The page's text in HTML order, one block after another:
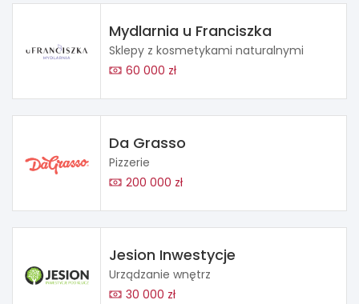
Mydlarnia u Franciszka
Sklepy z kosmetykami naturalnymi
60 000 zł
Da Grasso
Pizzerie
200 000 zł
Jesion Inwestycje
Urządzanie wnętrz
30 000 zł